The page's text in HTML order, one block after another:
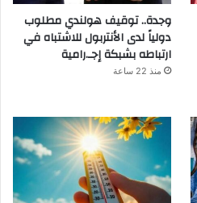
وجدة.. توقيف هولندي مطلوب
دولياً لدى الأنتربول للاشتباه في
ارتباطه بشبكة إجـ.رامية
منذ 22 ساعة